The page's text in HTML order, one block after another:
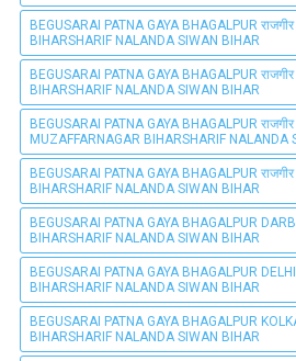
BEGUSARAI PATNA GAYA BHAGALPUR
BIHARSHARIF NALANDA SIWAN BIHAR
BEGUSARAI PATNA GAYA BHAGALPUR
BIHARSHARIF NALANDA SIWAN BIHAR
BEGUSARAI PATNA GAYA BHAGALPUR
MUZAFFARNAGAR BIHARSHARIF NALANDA
BEGUSARAI PATNA GAYA BHAGALPUR
BIHARSHARIF NALANDA SIWAN BIHAR
BEGUSARAI PATNA GAYA BHAGALPUR
BIHARSHARIF NALANDA SIWAN BIHAR
BEGUSARAI PATNA GAYA BHAGALPUR
BIHARSHARIF NALANDA SIWAN BIHAR
BEGUSARAI PATNA GAYA BHAGALPUR
BIHARSHARIF NALANDA SIWAN BIHAR